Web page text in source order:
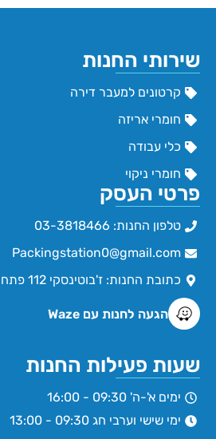
שירותי החנות
קרטונים למעבר דירה
חומרי אריזה
כלי עבודה
חומרי ניקוי
פרטי העסק
טלפון החנות: 03-3818466
Packingstation0@gmail.com
כתובת החנות: ז'בוטינסקי 112 פתח תקווה
הגעה לחנות עם Waze
שעות פעילות החנות
ימים א'-ה' 09:30 - 16:00
ימי שישי וערבי חג 09:30 - 13:00